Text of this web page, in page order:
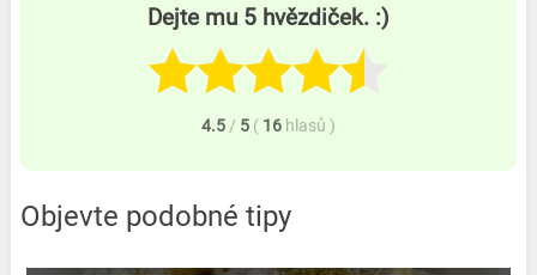
Dejte mu 5 hvězdiček. :)
4.5 / 5 ( 16 hlasů )
Objevte podobné tipy